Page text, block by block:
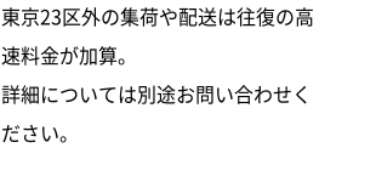
東京23区外の集荷や配送は往復の高
速料金が加算。
詳細については別途お問い合わせく
ださい。